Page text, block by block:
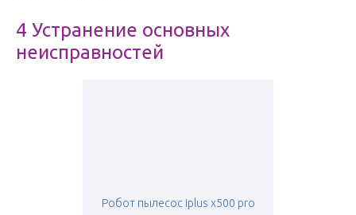
4 Устранение основных
неисправностей
Робот пылесос iplus x500 pro